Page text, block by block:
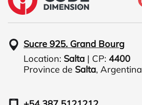
Sucre 925. Grand Bourg
Location: Salta | CP: 4400
Province de Salta, Argentina